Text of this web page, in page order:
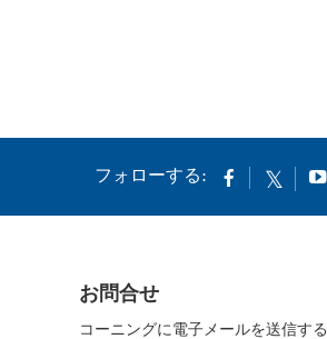
フォローする:
お問合せ
コーニングに電子メールを送信する